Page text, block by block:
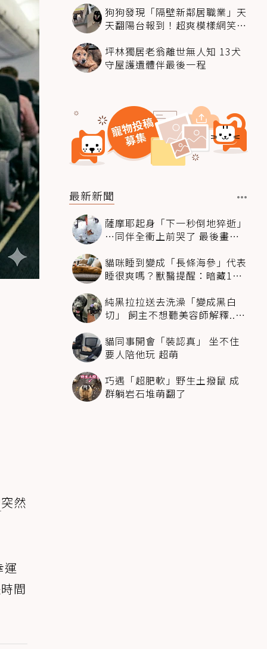
突然
運
間
狗狗發現「隔壁新鄰居職業」天
天翻陽台報到！超爽模樣網笑
坪林獨居老翁離世無人知 13犬
守屋護遺體伴最後一程
最新新聞
薩摩耶起身「下一秒倒地猝逝」
…同伴全衝上前哭了 最後畫面
貓咪睡到變成「長條海參」代表
睡很爽嗎？獸醫提醒：暗藏1種
純黑拉拉送去洗澡「變成黑白
切」 飼主不想聽美容師解釋..衝
貓同事開會「裝認真」 坐不住
要人陪他玩 超萌
巧遇「超肥軟」野生土撥鼠 成
群躺岩石堆萌翻了